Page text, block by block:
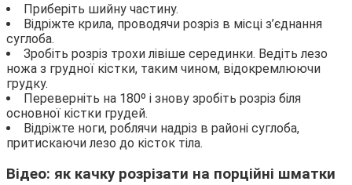
Приберіть шийну частину.
Відріжте крила, проводячи розріз в місці з’єднання
суглоба.
Зробіть розріз трохи лівіше серединки. Ведіть лезо
ножа з грудної кістки, таким чином, відокремлюючи
грудку.
Переверніть на 180º і знову зробіть розріз біля
основної кістки грудей.
Відріжте ноги, роблячи надріз в районі суглоба,
притискаючи лезо до кісток тіла.
Відео: як качку розрізати на порційні шматки